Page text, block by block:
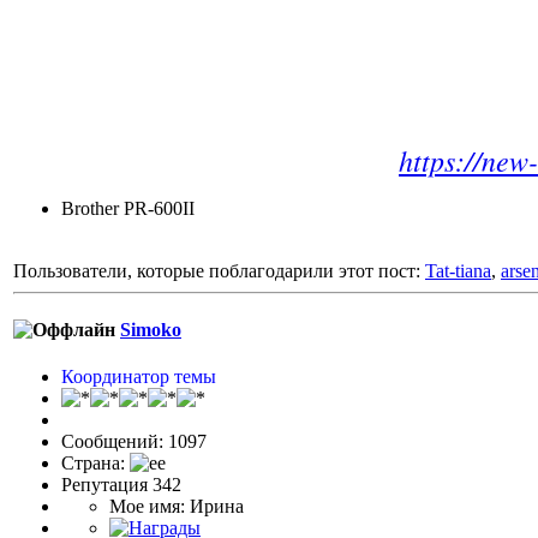
https://
Brother PR-600II
Пользователи, которые поблагодарили этот пост: Tat-tiana,
Simoko
Координатор темы
Сообщений: 1097
Страна:
Репутация 342
Мое имя: Ирина